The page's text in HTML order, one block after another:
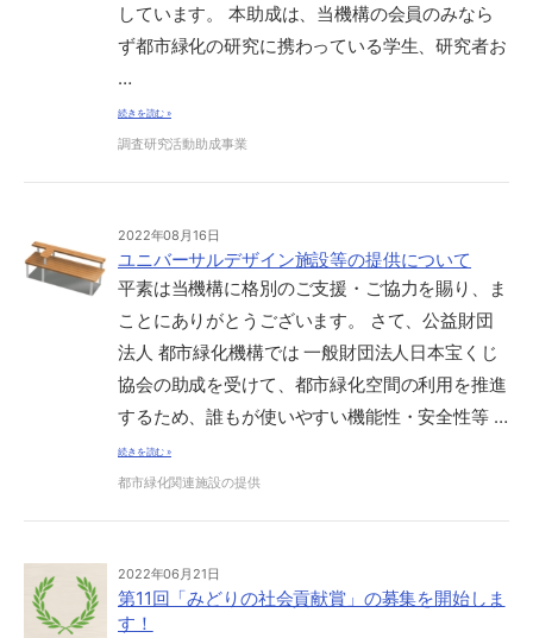
しています。 本助成は、当機構の会員のみなら
ず都市緑化の研究に携わっている学生、研究者お
…
続きを読む »
調査研究活動助成事業
2022年08月16日
ユニバーサルデザイン施設等の提供について
平素は当機構に格別のご支援・ご協力を賜り、ま
ことにありがとうございます。 さて、公益財団
法人 都市緑化機構では 一般財団法人日本宝くじ
協会の助成を受けて、都市緑化空間の利用を推進
するため、誰もが使いやすい機能性・安全性等 …
続きを読む »
都市緑化関連施設の提供
2022年06月21日
第11回「みどりの社会貢献賞」の募集を開始しま
す！